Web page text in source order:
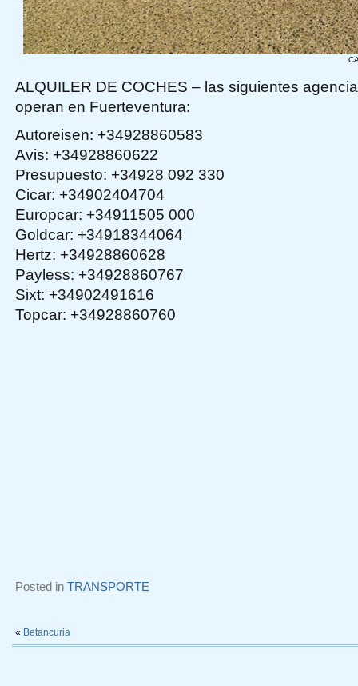
ALQUILER DE COCHES – las siguientes
operan en Fuerteventura:
Autoreisen: +34928860583
Avis: +34928860622
Presupuesto: +34928 092 330
Cicar: +34902404704
Europcar: +34911505 000
Goldcar: +34918344064
Hertz: +34928860628
Payless: +34928860767
Sixt: +34902491616
Topcar: +34928860760
Posted in TRANSPORTE
« Betancuria